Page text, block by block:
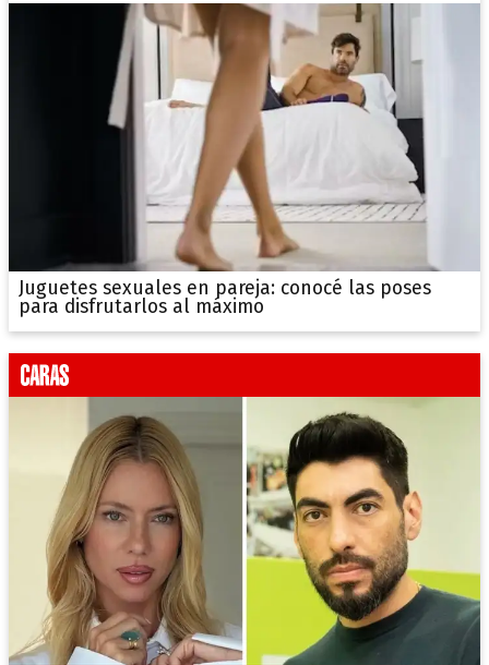
Juguetes sexuales en pareja: conocé las poses
para disfrutarlos al máximo